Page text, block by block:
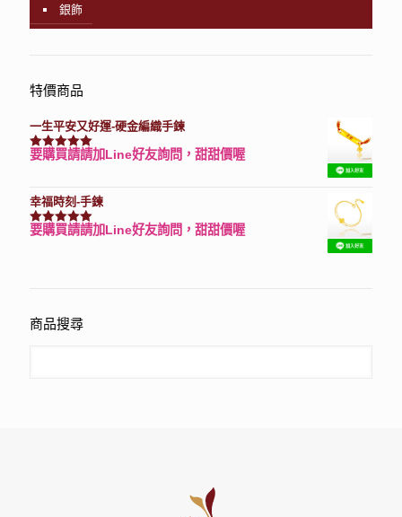
銀飾
特價商品
一生平安又好運-硬金編織手鍊
評分7740滿分 5
要購買請請加Line好友詢問，甜甜價喔
幸福時刻-手鍊
評分3150滿分 5
要購買請請加Line好友詢問，甜甜價喔
商品搜尋